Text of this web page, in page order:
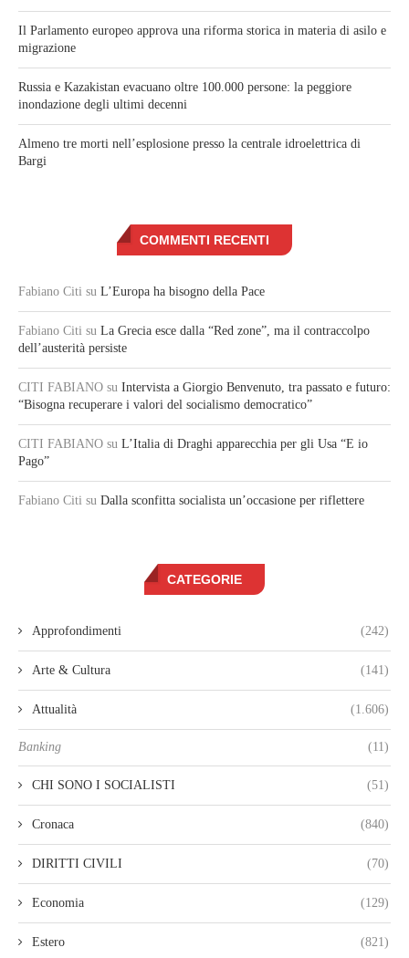
Il Parlamento europeo approva una riforma storica in materia di asilo e
migrazione
Russia e Kazakistan evacuano oltre 100.000 persone: la peggiore
inondazione degli ultimi decenni
Almeno tre morti nell’esplosione presso la centrale idroelettrica di
Bargi
COMMENTI RECENTI
Fabiano Citi su L’Europa ha bisogno della Pace
Fabiano Citi su La Grecia esce dalla “Red zone”, ma il contraccolpo
dell’austerità persiste
CITI FABIANO su Intervista a Giorgio Benvenuto, tra passato e futuro:
“Bisogna recuperare i valori del socialismo democratico”
CITI FABIANO su L’Italia di Draghi apparecchia per gli Usa “E io
Pago”
Fabiano Citi su Dalla sconfitta socialista un’occasione per riflettere
CATEGORIE
Approfondimenti (242)
Arte & Cultura (141)
Attualità (1.606)
Banking (11)
CHI SONO I SOCIALISTI (51)
Cronaca (840)
DIRITTI CIVILI (70)
Economia (129)
Estero (821)